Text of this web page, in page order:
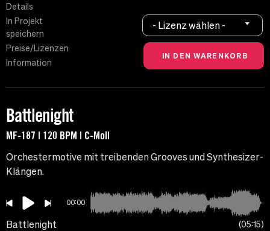
Details
In Projekt
speichern
Preise/Lizenzen
Information
- Lizenz wählen -
Battlenight
MF-187 | 120 BPM | C-Moll
Orchestermotive mit treibenden Grooves und Synthesizer-
Klängen.
00:00
Battlenight 05:15